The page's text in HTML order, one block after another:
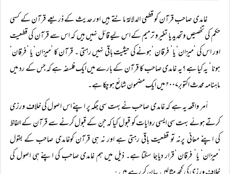
غامدی صاحب قرآن کو قطعی الدلالۃ مانتے ہیں اور حدیث کے ذریعے قرآن کے کسی
حکم کی تخصیص وتحدید یا تغیرو ترمیم کے اس لیے قائل نہیں ہیں کہ اس سے قرآن کی قطعیت
اور اس کی ’میزان‘ یا’ فرقان ‘ہونے کی حیثیت باقی نہیں رہتی ۔ قرآن کا ’میزان‘ یا ’فرقان‘
ہونا ‘ یہ کیا ہے ؟یہ غامدی صاحب کا قرآن کے بارے میں ایک فلسفہ ہے کہ جس کے رد میں
ماہنامہ محدث اکتوبر۲۰۰۷ میں ایک مضمون شائع ہو چکا ہے۔
أمر واقعہ یہ ہے کہ غامدی صاحب نے بہت سی جگہ پر اپنے اس اصول کی خلاف ورزی
کرتے ہوئے بہت سی ایسی روایات کو قبول کیا کہ جن کے قبول کرنے سے قرآن کے الفاظ
کی اپنے معانی پرنہ تو قطعیت باقی رہتی ہے اور نہ ہی قرآن کوغامدی صاحب کے بقول
’میزان‘ یا’ فرقان ‘قرار دیاجا سکتا ہے۔ ذیل میں ہم غامدی صاحب کی اپنے ہی اصول کی